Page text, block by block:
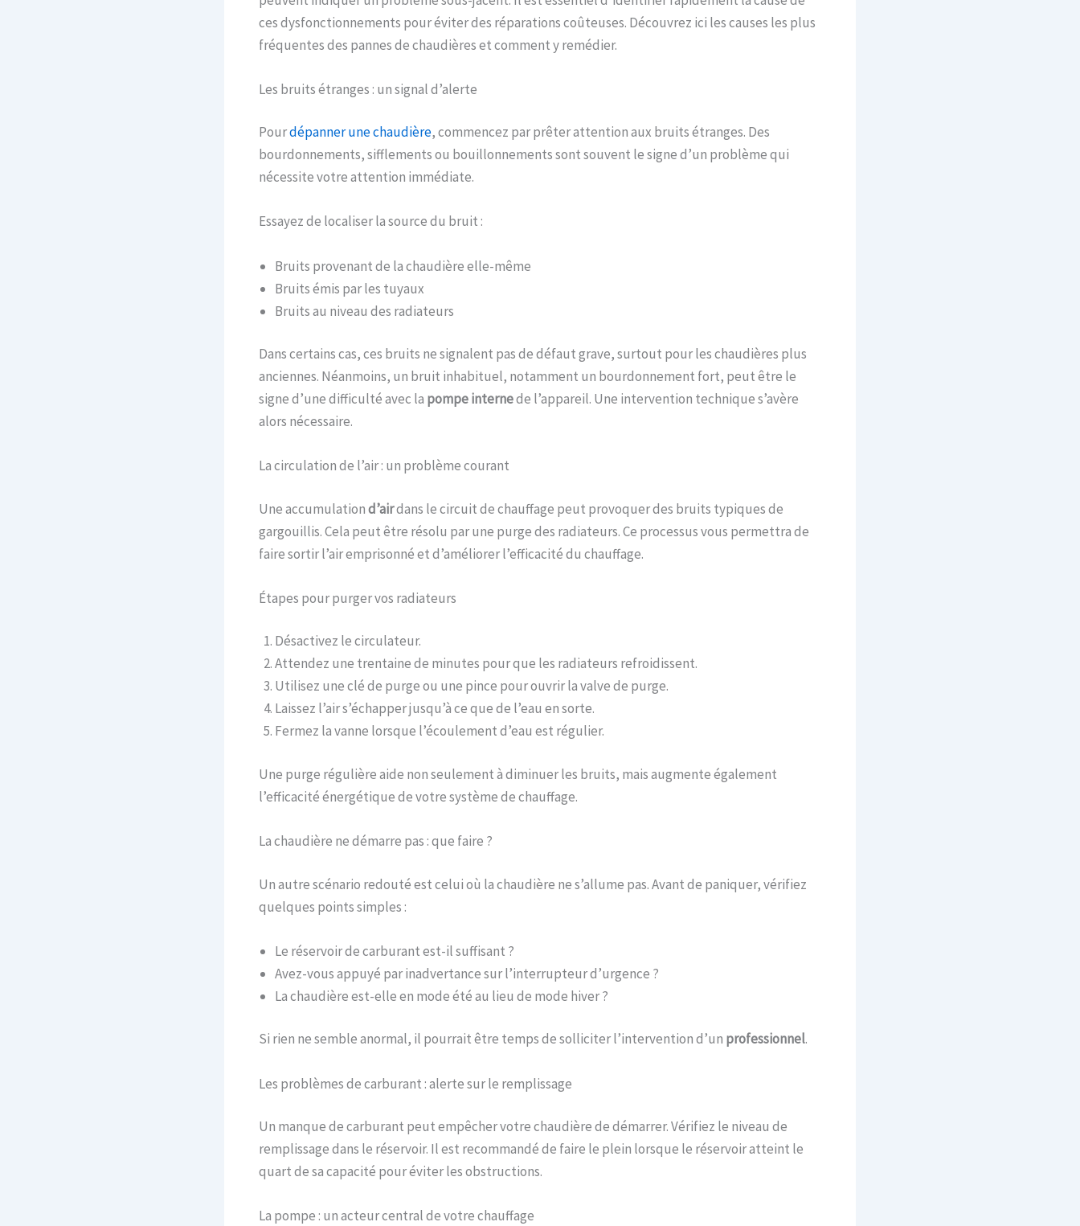
ces dysfonctionnements pour éviter des réparations coûteuses. Découvrez ici les causes les plus
fréquentes des pannes de chaudières et comment y remédier.
Les bruits étranges : un signal d’alerte
Pourdépanner une chaudière, commencez par prêter attention aux bruits étranges. Des
bourdonnements, sifflements ou bouillonnements sont souvent le signe d’un problème qui
nécessite votre attention immédiate.
Essayez de localiser la source du bruit :
Bruits provenant de la chaudière elle-même
Bruits émis par les tuyaux
Bruits au niveau des radiateurs
Dans certains cas, ces bruits ne signalent pas de défaut grave, surtout pour les chaudières plus
anciennes. Néanmoins, un bruit inhabituel, notamment un bourdonnement fort, peut être le
signe d’une difficulté avec la pompe internede l’appareil. Une intervention technique s’avère
alors nécessaire.
La circulation de l’air : un problème courant
Une accumulationd’airdans le circuit de chauffage peut provoquer des bruits typiques de
gargouillis. Cela peut être résolu par une purge des radiateurs. Ce processus vous permettra de
faire sortir l’air emprisonné et d’améliorer l’efficacité du chauffage.
Étapes pour purger vos radiateurs
Désactivez le circulateur.
Attendez une trentaine de minutes pour que les radiateurs refroidissent.
Utilisez une clé de purge ou une pince pour ouvrir la valve de purge.
Laissez l’air s’échapper jusqu’à ce que de l’eau en sorte.
Fermez la vanne lorsque l’écoulement d’eau est régulier.
Une purge régulière aide non seulement à diminuer les bruits, mais augmente également
l’efficacité énergétique de votre système de chauffage.
La chaudière ne démarre pas : que faire ?
Un autre scénario redouté est celui où la chaudière ne s’allume pas. Avant de paniquer, vérifiez
quelques points simples :
Le réservoir de carburant est-il suffisant ?
Avez-vous appuyé par inadvertance sur l’interrupteur d’urgence ?
La chaudière est-elle en mode été au lieu de mode hiver ?
Si rien ne semble anormal, il pourrait être temps de solliciter l’intervention d’un professionnel.
Les problèmes de carburant : alerte sur le remplissage
Un manque de carburant peut empêcher votre chaudière de démarrer. Vérifiez le niveau de
remplissage dans le réservoir. Il est recommandé de faire le plein lorsque le réservoir atteint le
quart de sa capacité pour éviter les obstructions.
La pompe : un acteur central de votre chauffage